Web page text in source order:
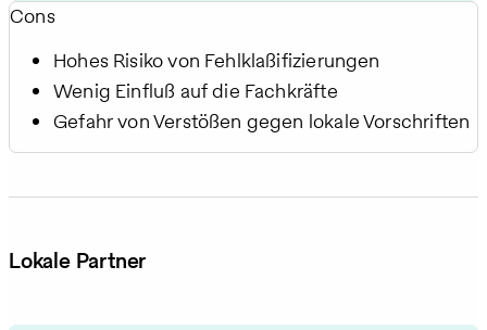
Cons
Hohes Risiko von Fehlklassifizierungen
Wenig Einfluss auf die Fachkräfte
Gefahr von Verstößen gegen lokale Vorschriften
Lokale Partner